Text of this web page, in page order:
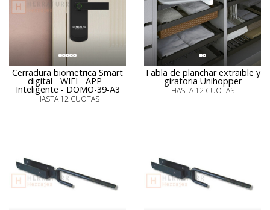
Cerradura biometrica Smart
digital - WIFI - APP -
Inteligente - DOMO-39-A3
HASTA 12 CUOTAS
Tabla de planchar extraible y
giratoria Unihopper
HASTA 12 CUOTAS